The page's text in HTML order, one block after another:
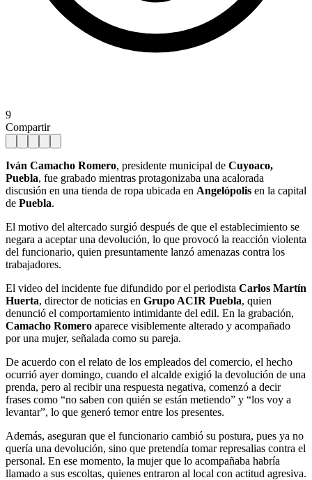
9
Compartir
Iván Camacho Romero, presidente municipal de Cuyoaco,
Puebla, fue grabado mientras protagonizaba una acalorada
discusión en una tienda de ropa ubicada en Angelópolis en la capital
de Puebla.
El motivo del altercado surgió después de que el establecimiento se
negara a aceptar una devolución, lo que provocó la reacción violenta
del funcionario, quien presuntamente lanzó amenazas contra los
trabajadores.
El video del incidente fue difundido por el periodista Carlos Martín
Huerta, director de noticias en Grupo ACIR Puebla, quien
denunció el comportamiento intimidante del edil. En la grabación,
Camacho Romero aparece visiblemente alterado y acompañado
por una mujer, señalada como su pareja.
De acuerdo con el relato de los empleados del comercio, el hecho
ocurrió ayer domingo, cuando el alcalde exigió la devolución de una
prenda, pero al recibir una respuesta negativa, comenzó a decir
frases como “no saben con quién se están metiendo” y “los voy a
levantar”, lo que generó temor entre los presentes.
Además, aseguran que el funcionario cambió su postura, pues ya no
quería una devolución, sino que pretendía tomar represalias contra el
personal. En ese momento, la mujer que lo acompañaba habría
llamado a sus escoltas, quienes entraron al local con actitud agresiva.